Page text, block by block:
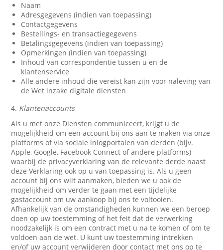
Naam
Adresgegevens (indien van toepassing)
Contactgegevens
Bestellings- en transactiegegevens
Betalingsgegevens (indien van toepassing)
Opmerkingen (indien van toepassing)
Inhoud van correspondentie tussen u en de
klantenservice
Alle andere inhoud die vereist kan zijn voor naleving van
de Wet inzake digitale diensten
4. Klantenaccounts
Als u met onze Diensten communiceert, krijgt u de
mogelijkheid om een account bij ons aan te maken via onze
platforms of via sociale inlogportalen van derden (bijv.
Apple, Google, Facebook Connect of andere platforms)
waarbij de privacyverklaring van de relevante derde naast
deze Verklaring ook op u van toepassing is. Als u geen
account bij ons wilt aanmaken, bieden we u ook de
mogelijkheid om verder te gaan met een tijdelijke
gastaccount om uw aankoop bij ons te voltooien.
Afhankelijk van de omstandigheden kunnen we een beroep
doen op uw toestemming of het feit dat de verwerking
noodzakelijk is om een contract met u na te komen of om te
voldoen aan de wet. U kunt uw toestemming intrekken
en/of uw account verwijderen door contact met ons op te